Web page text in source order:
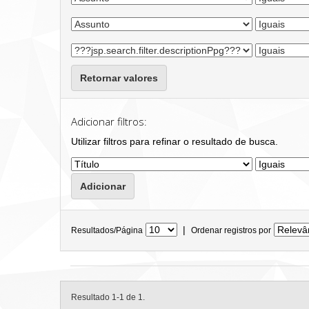
Retornar valores
Adicionar filtros:
Utilizar filtros para refinar o resultado de busca.
Resultados/Página | Ordenar registros por
Resultado 1-1 de 1.